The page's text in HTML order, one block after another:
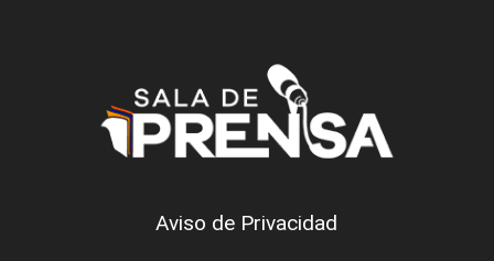
Aviso de Privacidad